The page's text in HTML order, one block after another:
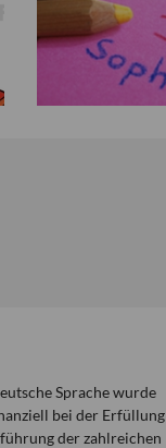
Sprache wurde
bei der Erfüllung
der zahlreichen